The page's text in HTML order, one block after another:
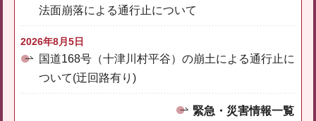
法面崩落による通行止について
2026年8月5日
国道168号（十津川村平谷）の崩土による通行止に
ついて(迂回路有り)
緊急・災害情報一覧